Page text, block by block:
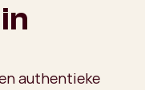
authentieke